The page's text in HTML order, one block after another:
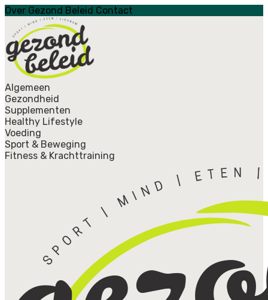
Over Gezond Beleid Contact
Algemeen
Gezondheid
Supplementen
Healthy Lifestyle
Voeding
Sport & Beweging
Fitness & Krachttraining